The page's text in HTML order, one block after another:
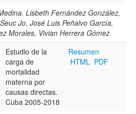
Lisbeth Fernández González,
Jo, José Luis Peñalvo García,
Morales, Vivian Herrera Gómez
Estudio de la
carga de
mortalidad
materna por
causas directas.
Cuba 2005-2018
Resumen
HTML PDF